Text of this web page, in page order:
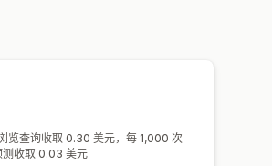
览查询收取 0.30 美元，每 1,000 次
收取 0.03 美元